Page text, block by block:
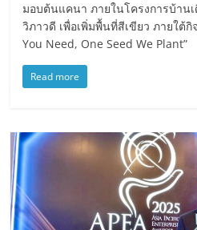
มอบต้นแคนา ภายในโครงการบ้าน
วิภาวดี เพื่อเพิ่มพื้นที่สีเขียว ภายใต้กิ
You Need, One Seed We Plant”
Read more